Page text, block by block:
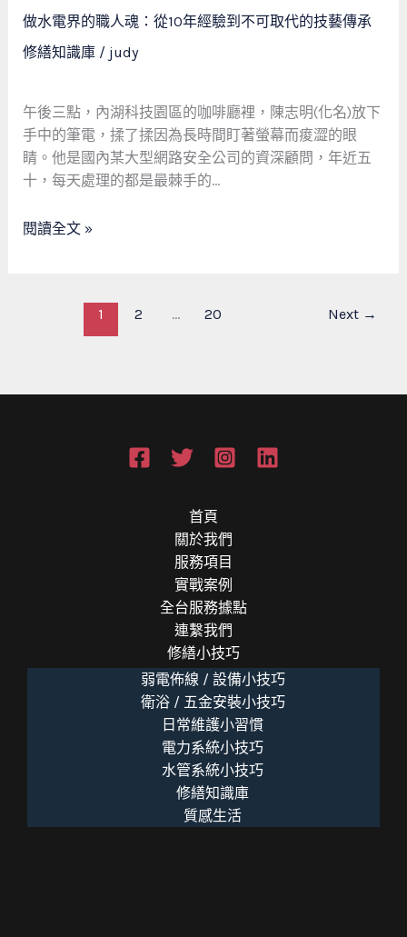
闆
與
水
師
傅
的
故
事
做水電界的職人魂：從10年經驗到不可取代的技藝傳承
修繕知識庫/ judy
午後三點，內湖科技園區的咖啡廳裡，陳志明(化名)放下
手中的筆電，揉了揉因為長時間盯著螢幕而痠澀的眼
睛。他是國內某大型網路安全公司的資深顧問，年近五
十，每天處理的都是最棘手的…
做
水
電
的
職
人
魂：
從
年
代
閱讀全文 »
1 2 ... 20 Next →
首頁
關於我們
服務項目
實戰案例
全台服務據點
連繫我們
修繕小技巧
弱電佈線 / 設備小技巧
衛浴 / 五金安裝小技巧
日常維護小習慣
電力系統小技巧
水管系統小技巧
修繕知識庫
質感生活